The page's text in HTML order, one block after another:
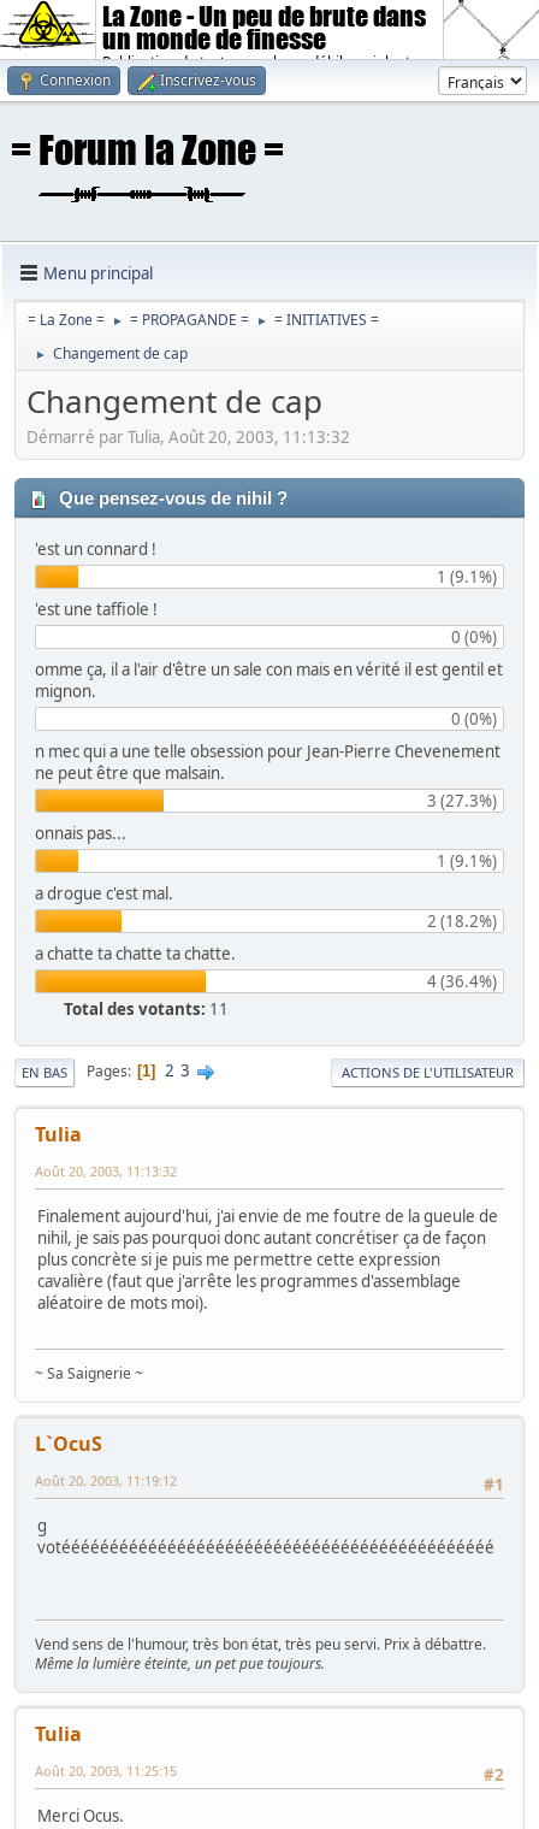
La Zone - Un peu de brute dans
un monde de finesse
Publication de textes sombres, débiles, violents.
Connexion
Inscrivez-vous
Menu principal
= La Zone = ► = PROPAGANDE = ► = INITIATIVES =
► Changement de cap
Changement de cap
Démarré par Tulia, Août 20, 2003, 11:13:32
Que pensez-vous de nihil ?
'est un connard !
1 (9.1%)
'est une taffiole !
0 (0%)
omme ça, il a l'air d'être un sale con mais en vérité il est gentil et
mignon.
0 (0%)
n mec qui a une telle obsession pour Jean-Pierre Chevenement
ne peut être que malsain.
3 (27.3%)
onnais pas...
1 (9.1%)
a drogue c'est mal.
2 (18.2%)
a chatte ta chatte ta chatte.
4 (36.4%)
Total des votants: 11
EN BAS Pages 1 2 3 ACTIONS DE L'UTILISATEUR
Tulia
Août 20, 2003, 11:13:32
Finalement aujourd'hui, j'ai envie de me foutre de la gueule de
nihil, je sais pas pourquoi donc autant concrétiser ça de façon
plus concrète si je puis me permettre cette expression
cavalière (faut que j'arrête les programmes d'assemblage
aléatoire de mots moi).
~ Sa Saignerie ~
L`OcuS
#1
Août 20, 2003, 11:19:12
g
votééééééééééééééééééééééééééééééééééééééééééééé
Vend sens de l'humour, très bon état, très peu servi. Prix à débattre.
Même la lumière éteinte, un pet pue toujours.
Tulia
#2
Août 20, 2003, 11:25:15
Merci Ocus.